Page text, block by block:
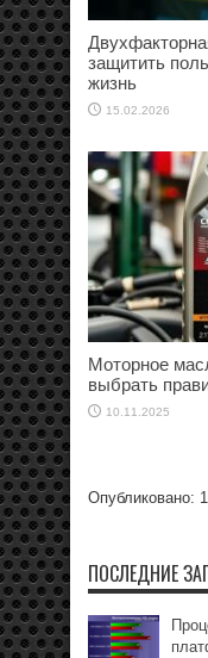
защитить
жизнь
15.02.2026
Моторное
выбрать
10.11.2025
Опубликовано:
ПОСЛЕДНИЕ